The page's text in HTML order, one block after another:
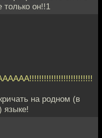
только он!!1
на родном (в
языке!